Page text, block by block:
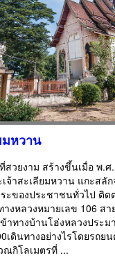
มหวาน
วยงาม สร้างขึ้นเมื่อ พ.ศ
จ้าสะเลียมหวาน แกะสลั
ะของประชาชนทั่วไป ติด
างหลวงหมายเลข 106 ส
ข้าทางบ้านโฮ่งหลวงประ
เดินทางอย่างไรโดยรถย
ณกิโลเมตรที่ ...